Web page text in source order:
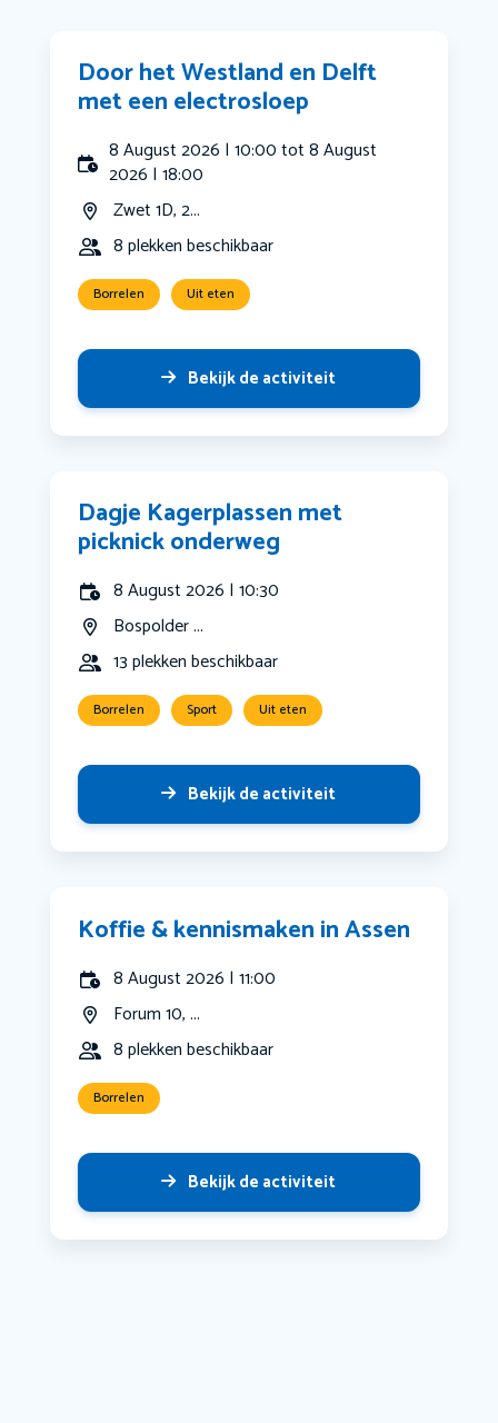
Door het Westland en Delft
met een electrosloep
8 August 2026 | 10:00 tot 8 August
2026 | 18:00
Zwet 1D, 2...
8 plekken beschikbaar
Borrelen Uit eten
Bekijk de activiteit
Dagje Kagerplassen met
picknick onderweg
8 August 2026 | 10:30
Bospolder ...
13 plekken beschikbaar
Borrelen Sport Uit eten
Bekijk de activiteit
Koffie & kennismaken in Assen
8 August 2026 | 11:00
Forum 10, ...
8 plekken beschikbaar
Borrelen
Bekijk de activiteit